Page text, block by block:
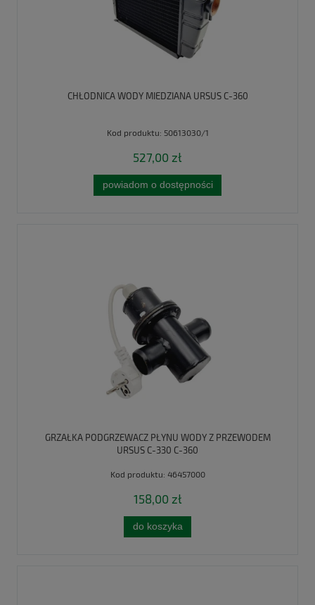
CHŁODNICA WODY MIEDZIANA URSUS C-360
Kod produktu: 50613030/1
527,00 zł
powiadom o dostępności
GRZAŁKA PODGRZEWACZ PŁYNU WODY Z PRZEWODEM
URSUS C-330 C-360
Kod produktu: 46457000
158,00 zł
do koszyka